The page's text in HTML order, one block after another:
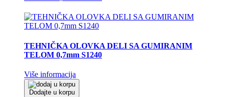
TEHNIČKA OLOVKA DELI SA GUMIRANIM
TELOM 0,7mm S1240
Više informacija
Dodajte u korpu